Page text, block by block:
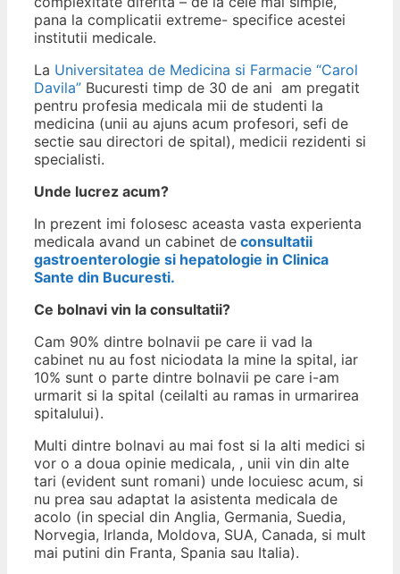
pana la complicatii extreme- specifice acestei
institutii medicale.
La Universitatea de Medicina si Farmacie “Carol
Davila” Bucuresti timp de 30 de ani am pregatit
pentru profesia medicala mii de studenti la
medicina (unii au ajuns acum profesori, sefi de
sectie sau directori de spital), medicii rezidenti si
specialisti.
Unde lucrez acum?
In prezent imi folosesc aceasta vasta experienta
medicala avand un cabinet de consultatii
gastroenterologie si hepatologie in Clinica
Sante din Bucuresti.
Ce bolnavi vin la consultatii?
Cam 90% dintre bolnavii pe care ii vad la
cabinet nu au fost niciodata la mine la spital, iar
10% sunt o parte dintre bolnavii pe care i-am
urmarit si la spital (ceilalti au ramas in urmarirea
spitalului).
Multi dintre bolnavi au mai fost si la alti medici si
vor o a doua opinie medicala, , unii vin din alte
tari (evident sunt romani) unde locuiesc acum, si
nu prea sau adaptat la asistenta medicala de
acolo (in special din Anglia, Germania, Suedia,
Norvegia, Irlanda, Moldova, SUA, Canada, si mult
mai putini din Franta, Spania sau Italia).